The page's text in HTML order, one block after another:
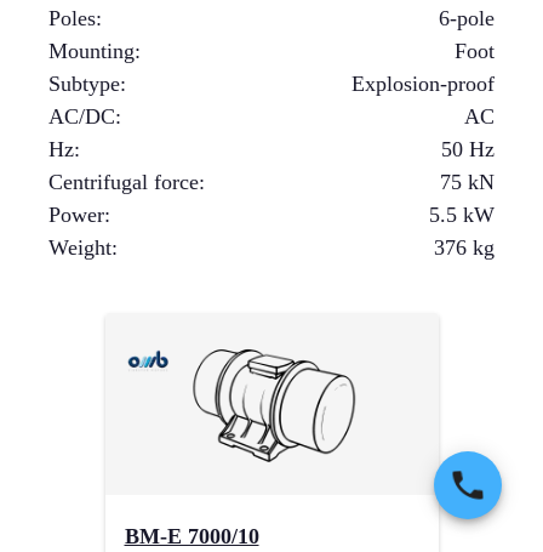
Poles:
6-pole
Mounting:
Foot
Subtype:
Explosion-proof
AC/DC:
AC
Hz:
50 Hz
Centrifugal force: 75 kN
Power: 5.5 kW
Weight: 376 kg
BM-E 7000/10